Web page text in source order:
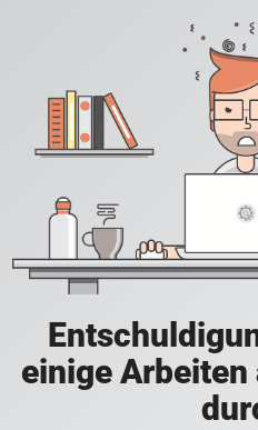
einige Arbeiten